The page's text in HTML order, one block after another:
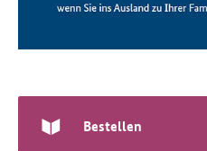
Bestellen